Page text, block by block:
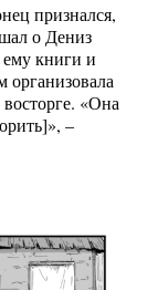
признался,
о Дениз
ему книги и
организовала
«Она
–